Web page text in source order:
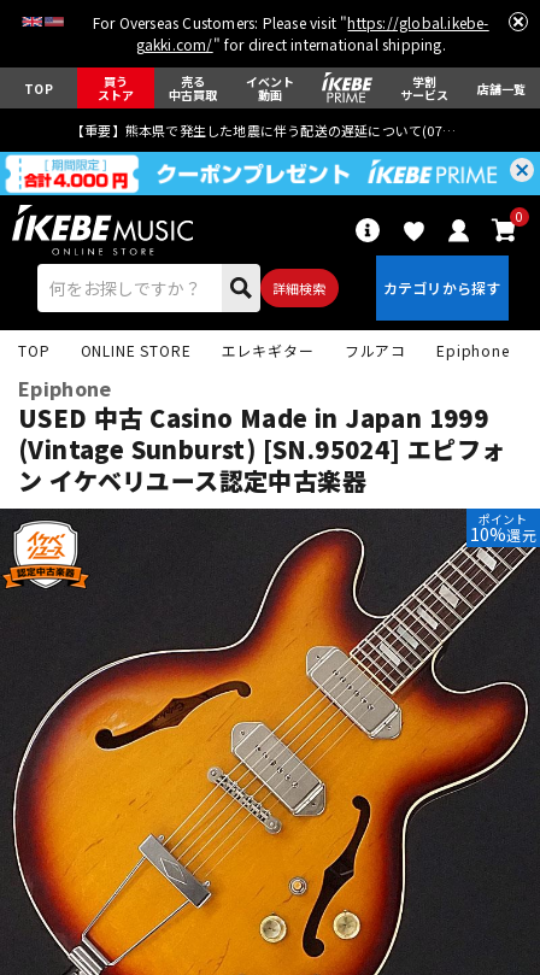
For Overseas Customers: Please visit "https://global.ikebe-
gakki.com/" for direct international shipping.
TOP 買う
ストア
売る
中古買取
イベント
動画
学割
サービス 店舗一覧
【重要】熊本県で発生した地震に伴う配送の遅延について(07月29日
詳細検索
0
エレキギター アコギ/エレアコ
ベース ウクレレ
ドラム パーカッション
キーボード 電子ピアノ
管楽器 その他楽器
アンプ エフェクター
TOP ONLINE STORE エレキギター フルアコ Epiphone
Epiphone
USED 中古 Casino Made in Japan 1999
(Vintage Sunburst) [SN.95024] エピフォ
ン イケベリユース認定中古楽器
ポイント
10%還元